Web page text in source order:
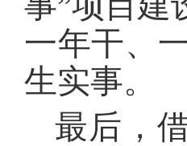
一年干、
生实事。
最后，